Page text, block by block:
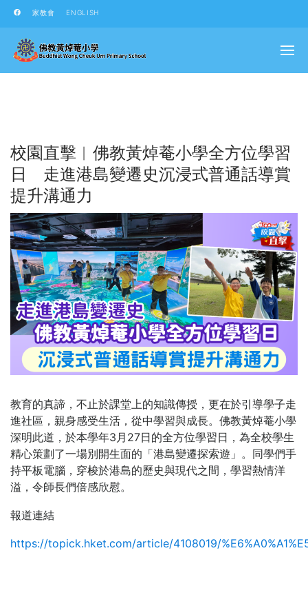
家教會 ENGLISH
校園直擊︱佛教黃焯菴小學全方位學習
日 走進港島變遷史沉浸式普通話導賞
提升溝通力
教育的真諦，不止於課堂上的知識傳授，更在於引導學子走
進社區，親身感受生活，從中學習與成長。佛教黃焯菴小學
深明此道，於本學年3月27日的全方位學習日，為全校學生
精心策劃了一場別開生面的「港島變遷探索遊」。同學們手
持平板電腦，穿梭於港島的歷史與現代之間，學習熱情洋
溢，令師長們倍感欣慰。
報道連結
https://topick.hket.com/article/4108019/